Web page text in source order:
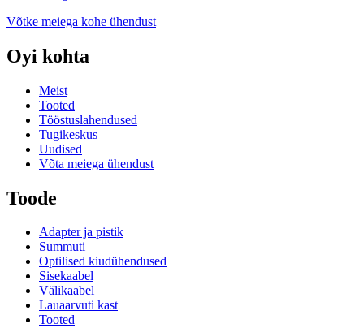
Võtke meiega kohe ühendust
Oyi kohta
Meist
Tooted
Tööstuslahendused
Tugikeskus
Uudised
Võta meiega ühendust
Toode
Adapter ja pistik
Summuti
Optilised kiudühendused
Sisekaabel
Välikaabel
Lauaarvuti kast
Tooted